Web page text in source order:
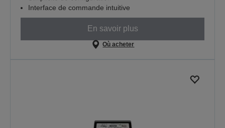
Interface de commande intuitive
En savoir plus
Où acheter